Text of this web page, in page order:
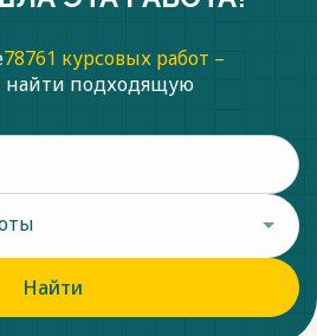
78761 курсовых работ –
подходящую
Найти